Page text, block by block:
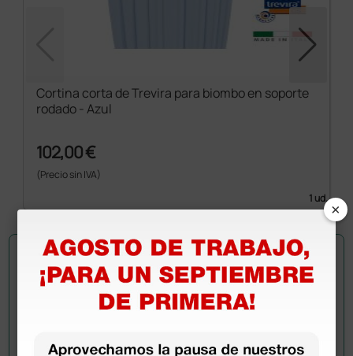
Cortina corta de Trevira para biombo en soporte
rodado - Azul
102,00 €
(Precio sin IVA)
1 ud. ×